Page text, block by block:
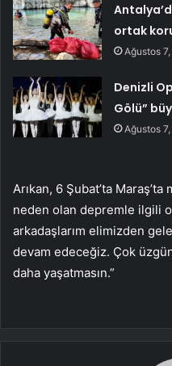
ortak
Ağustos
Denizli
Gölü”
Ağustos
Arıkan, 6 Şubat’ta
neden olan depremle ilgili
arkadaşlarım elimizden
devam edeceğiz. Çok
daha yaşatmasın.”